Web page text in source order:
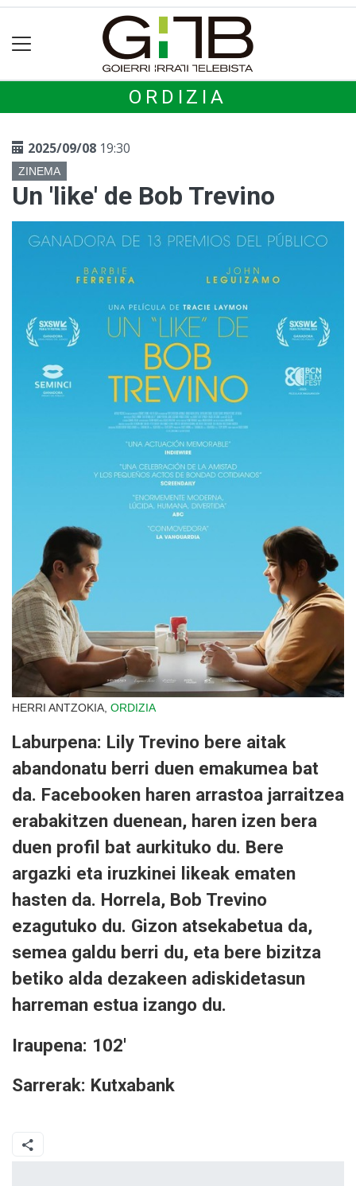
ORDIZIA
2025/09/08 19:30
ZINEMA
Un 'like' de Bob Trevino
HERRI ANTZOKIA, ORDIZIA
Laburpena: Lily Trevino bere aitak
abandonatu berri duen emakumea bat
da. Facebooken haren arrastoa jarraitzea
erabakitzen duenean, haren izen bera
duen profil bat aurkituko du. Bere
argazki eta iruzkinei likeak ematen
hasten da. Horrela, Bob Trevino
ezagutuko du. Gizon atsekabetua da,
semea galdu berri du, eta bere bizitza
betiko alda dezakeen adiskidetasun
harreman estua izango du.
Iraupena: 102'
Sarrerak: Kutxabank